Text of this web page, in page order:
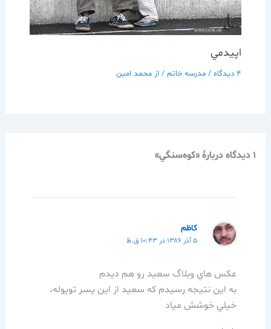
اپيدمي
4 دیدگاه / مدرسه خاتم/ از محمد امین
1 دیدگاه دربارهٔ «كوه‌سنگي»
كاظم
۵ آذر ۱۳۸۶ در ۱۰:۴۳ ق.ظ
عكس هاي وبلاگ سعيد رو هم ديدم
به اين نتيجه رسيدم كه سعيد از اين پسر توپوله،
خيلي خوشش مياد